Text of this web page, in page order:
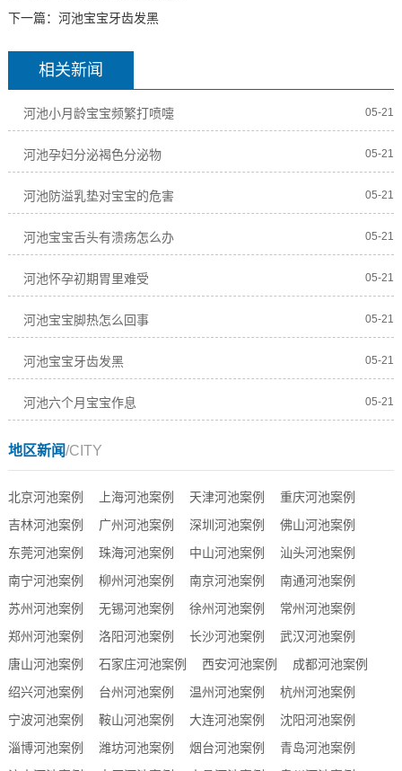
下一篇： 河池宝宝牙齿发黑
相关新闻
河池小月龄宝宝频繁打喷嚏 05-21
河池孕妇分泌褐色分泌物 05-21
河池防溢乳垫对宝宝的危害 05-21
河池宝宝舌头有溃疡怎么办 05-21
河池怀孕初期胃里难受 05-21
河池宝宝脚热怎么回事 05-21
河池宝宝牙齿发黑 05-21
河池六个月宝宝作息 05-21
地区新闻/CITY
北京河池案例 上海河池案例 天津河池案例
重庆河池案例
吉林河池案例
广州河池案例 深圳河池案例
佛山河池案例
东莞河池案例
珠海河池案例 中山河池案例
汕头河池案例
南宁河池案例
柳州河池案例 南京河池案例
南通河池案例
苏州河池案例
无锡河池案例 徐州河池案例
常州河池案例
郑州河池案例
洛阳河池案例 长沙河池案例
武汉河池案例
唐山河池案例
石家庄河池案例 西安河池案例
成都河池案例
绍兴河池案例
台州河池案例 温州河池案例
杭州河池案例
宁波河池案例
鞍山河池案例 大连河池案例
沈阳河池案例
淄博河池案例
潍坊河池案例 烟台河池案例
青岛河池案例